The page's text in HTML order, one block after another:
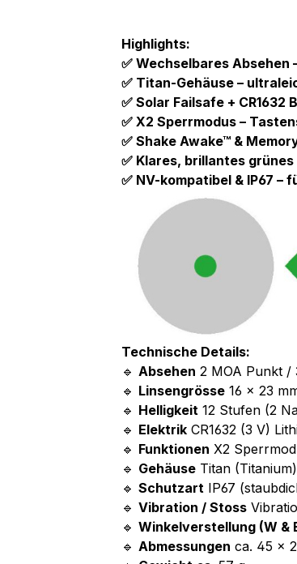
Highlights:
✅ Wechselbares Absehen
✅ Titan-Gehäuse –
✅ Solar Failsafe +
✅ X2 Sperrmodus –
✅ Shake Awake™ &
✅ Klares, brillantes
✅ NV-kompatibel & IP67
Technische Details:
🔹 Absehen 2 MOA Punkt /
🔹 Linsengrösse 16 × 23
🔹 Helligkeit 12 Stufen (2
🔹 Elektrik CR1632 (3 V)
🔹 Funktionen X2
🔹 Gehäuse Titan
🔹 Schutzart IP67
🔹 Vibration / Stoss
🔹 Winkelverstellung (W &
🔹 Abmessungen ca. 45 ×